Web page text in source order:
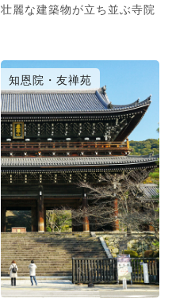
壮麗な建築物が立ち並ぶ寺院
知恩院・友禅苑